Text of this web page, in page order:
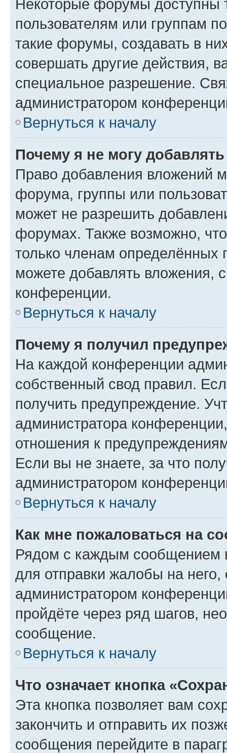
Некоторые форумы доступны
пользователям или группам
такие форумы, создавать в
совершать другие действия,
специальное разрешение.
администратором
Вернуться к началу
Почему я не могу
Право добавления вложений
форума, группы или
может не разрешить
форумах. Также возможно,
только членам определённых
можете добавлять вложения,
конференции.
Вернуться к началу
Почему я получил
На каждой конференции
собственный свод правил.
получить предупреждение.
администратора
отношения к
Если вы не знаете, за что
администратором
Вернуться к началу
Как мне пожаловаться на
Рядом с каждым сообщением
для отправки жалобы на
администратором
пройдёте через ряд шагов,
сообщение.
Вернуться к началу
Что означает кнопка
Эта кнопка позволяет вам
закончить и отправить их
сообщения перейдите в